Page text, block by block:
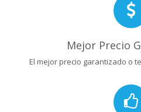
Mejor Precio
El mejor precio garantizado o